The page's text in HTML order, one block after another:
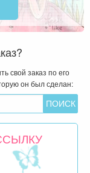
свой заказ по его
он был сделан: